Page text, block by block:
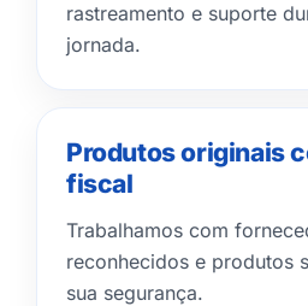
rastreamento e suporte
jornada.
Produtos originais
fiscal
Trabalhamos com
reconhecidos e produtos
sua segurança.